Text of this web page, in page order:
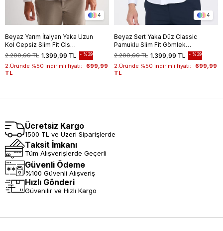
4
Beyaz Yarım İtalyan Yaka Uzun
Kol Cepsiz Slim Fit Cls
Gömlek 1004255174
1.399,99 TL
2.299,99 TL %39
2.Üründe %50 indirimli fiyatı:
699,99
TL
4
Beyaz Sert Yaka Düz Classic
Pamuklu Slim Fit Gömlek
1004250214 1.399,99 TL
2.299,99 TL %39
2.Üründe %50 indirimli fiyatı:
699,99
TL
Ücretsiz Kargo
1500 TL ve Üzeri Siparişlerde
Taksit İmkanı
Tüm Alışverişlerde Geçerli
Güvenli Ödeme
%100 Güvenli Alışveriş
Hızlı Gönderi
Güvenilir ve Hızlı Kargo